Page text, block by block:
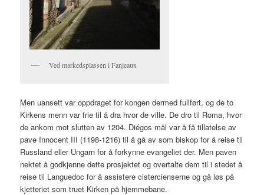
Ved markedsplassen i Fanjeaux
Men uansett var oppdraget for kongen dermed fullført, og de to
Kirkens menn var frie til å dra hvor de ville. De dro til Roma, hvor
de ankom mot slutten av 1204. Diégos mål var å få tillatelse av
pave Innocent III (1198-1216) til å gå av som biskop for å reise til
Russland eller Ungarn for å forkynne evangeliet der. Men paven
nektet å godkjenne dette prosjektet og overtalte dem til i stedet å
reise til Languedoc for å assistere cistercienserne og gå løs på
kjetteriet som truet Kirken på hjemmebane.